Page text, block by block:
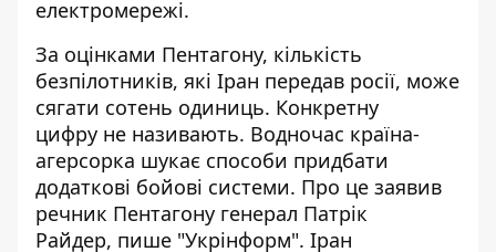
електромережі.
За оцінками Пентагону, кількість
безпілотників, які Іран передав росії, може
сягати сотень одиниць. Конкретну
цифру не називають. Водночас країна-
агерсорка шукає способи придбати
додаткові бойові системи. Про це заявив
речник Пентагону генерал Патрік
Райдер, пише "Укрінформ". Іран